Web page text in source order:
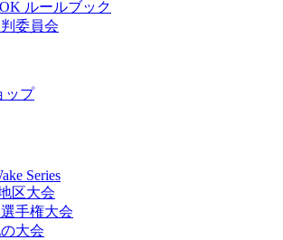
Series
区大会
手権大会
大会